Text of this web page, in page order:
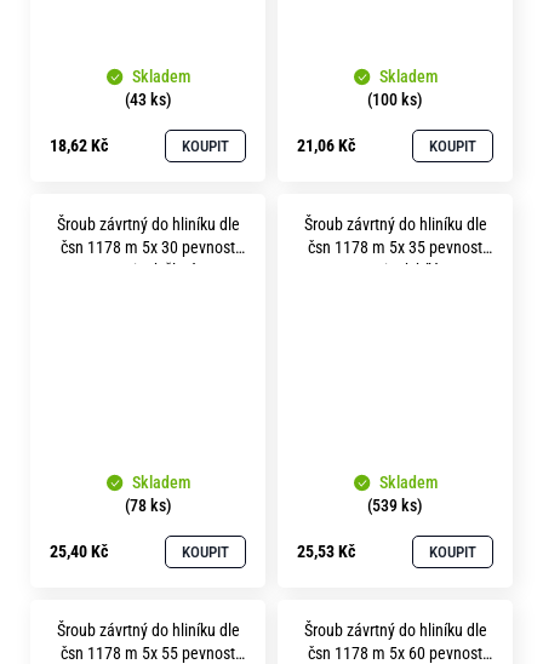
Skladem
(43 ks)
18,62 Kč KOUPIT
Skladem
(100 ks)
21,06 Kč KOUPIT
Šroub závrtný do hliníku dle
čsn 1178 m 5x 30 pevnost
5.8 zinek žlutý
Skladem
(78 ks)
25,40 Kč KOUPIT
Šroub závrtný do hliníku dle
čsn 1178 m 5x 35 pevnost
5.8 zinek bílý
Skladem
(539 ks)
25,53 Kč KOUPIT
Šroub závrtný do hliníku dle
čsn 1178 m 5x 55 pevnost
Šroub závrtný do hliníku dle
čsn 1178 m 5x 60 pevnost